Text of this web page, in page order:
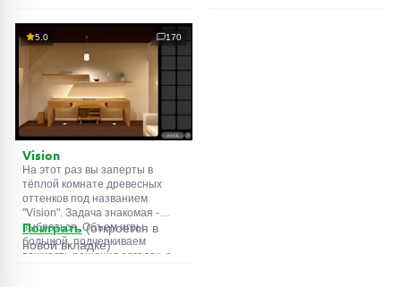
5.0 170
Vision
На этот раз вы заперты в
тёплой комнате древесных
оттенков под названием
"Vision". Задача знакомая -
выбраться. Объем игры
большой, подчеркиваем
важность решения загадок, а
Поиграть(откроется в
новой вкладке)